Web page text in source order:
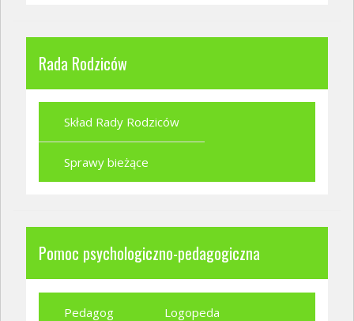
Rada Rodziców
Skład Rady Rodziców
Sprawy bieżące
Pomoc psychologiczno-pedagogiczna
Pedagog Logopeda